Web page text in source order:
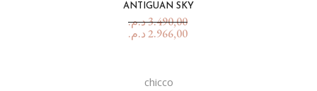
ANTIGUAN SKY
3.490,00د.م.
2.966,00د.م.
chicco